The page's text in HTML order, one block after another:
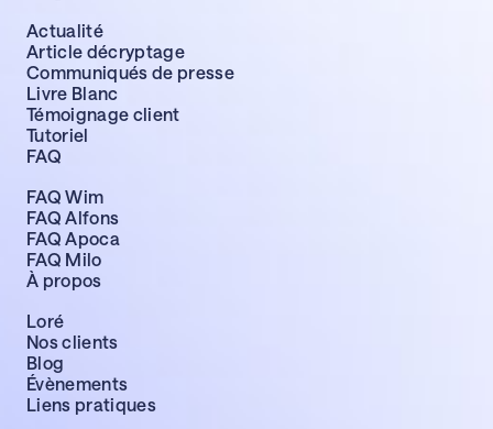
Actualité
Article décryptage
Communiqués de presse
Livre Blanc
Témoignage client
Tutoriel
FAQ
FAQ Wim
FAQ Alfons
FAQ Apoca
FAQ Milo
À propos
Loré
Nos clients
Blog
Évènements
Liens pratiques